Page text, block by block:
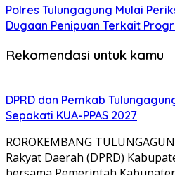
Polres Tulungagung Mulai
Dugaan Penipuan Terkait
Rekomendasi untuk kamu
DPRD dan Pemkab
Sepakati KUA-PPAS 2027
ROROKEMBANG
Rakyat Daerah (DPRD)